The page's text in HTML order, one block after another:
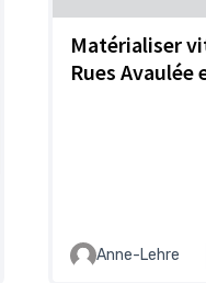
Matérialiser
Rues Avaulée
Anne-Lehre